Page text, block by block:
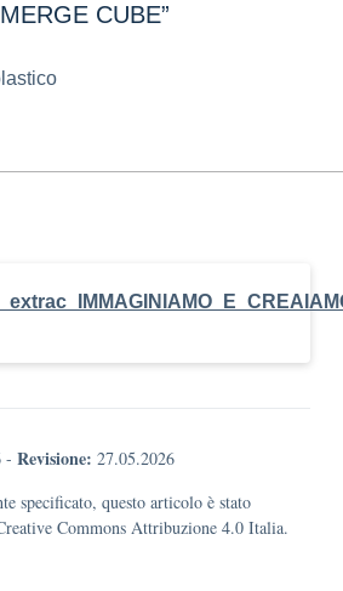
CUBE”
- Revisione: 27.05.2026
specificato, questo articolo è stato
Commons Attribuzione 4.0 Italia.